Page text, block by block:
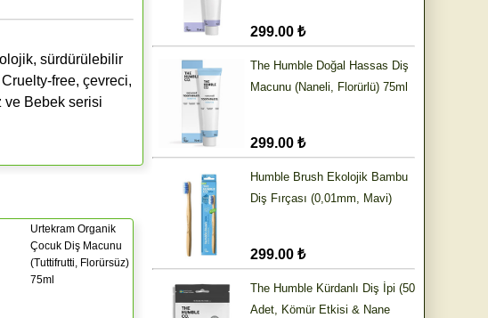
sürdürülebilir
free, çevreci,
ve Bebek serisi
Urtekram Organik
Çocuk Diş Macunu
(Tuttifrutti, Florürsüz)
75ml
299.00 ₺
The Humble Doğal Hassas Diş
Macunu (Naneli, Florürlü) 75ml
299.00 ₺
Humble Brush Ekolojik Bambu
Diş Fırçası (0,01mm, Mavi)
299.00 ₺
The Humble Kürdanlı Diş İpi (50
Adet, Kömür Etkisi & Nane